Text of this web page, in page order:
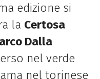
edizione si
la Certosa
Dalla
nel verde
nel torinese